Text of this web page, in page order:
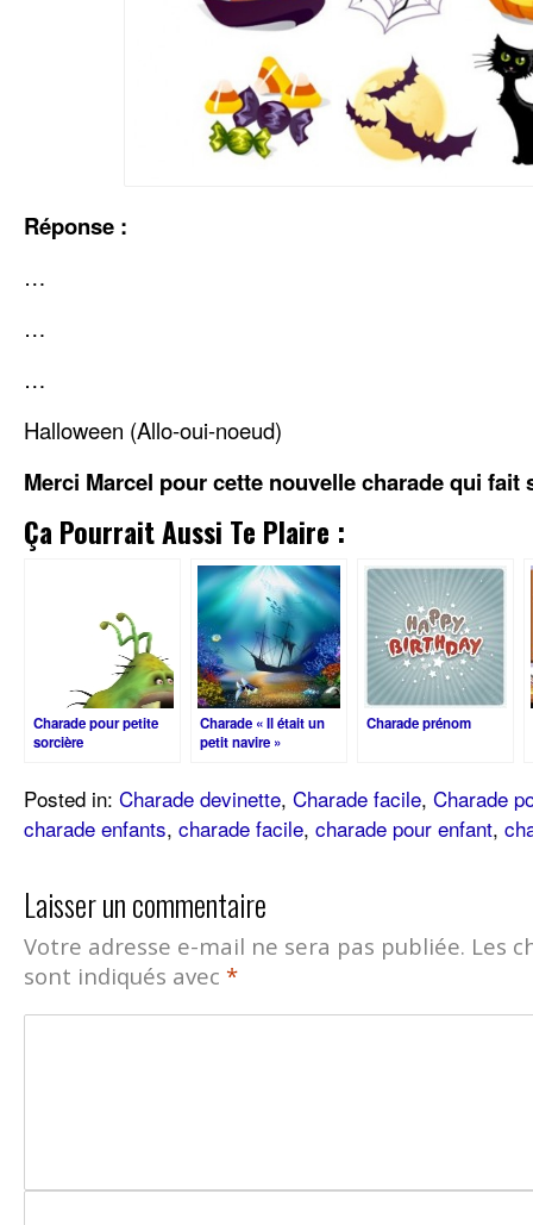
Réponse :
…
…
…
Halloween (Allo-oui-noeud)
Merci Marcel pour cette nouvelle charade qui
Ça Pourrait Aussi Te Plaire :
Charade pour petite
sorcière
Charade « Il était un
petit navire »
Charade prénom
Posted in: Charade devinette, Charade facile, Charade
charade enfants, charade facile, charade pour enfant,
Laisser un commentaire
Votre adresse e-mail ne sera pas publiée. Les
sont indiqués avec *